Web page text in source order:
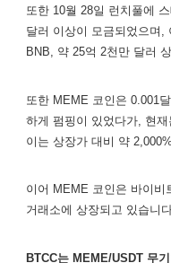
또한 10월 28일 런치풀에
달러 이상이 모금되었으며,
BNB, 약 25억 2천만 달러
또한 MEME 코인은 0.001
하게 펌핑이 있었다가, 현
이는 상장가 대비 약
이어 MEME 코인은 바이비
거래소에 상장되고 있습니
BTCC는 MEME/USDT 무